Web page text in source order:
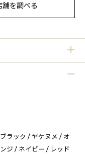
を調べる
ラック / ヤケヌメ / オ
ジ / ネイビー / レッド